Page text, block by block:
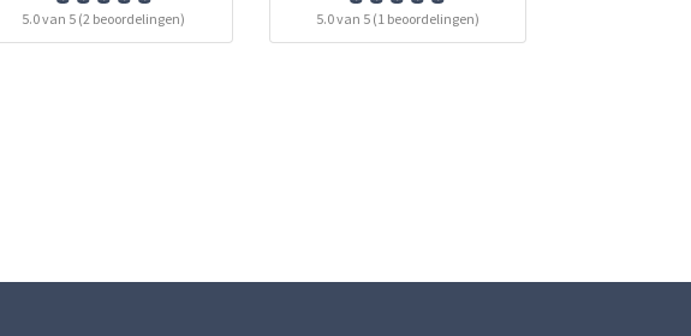
5.0 van 5 (2 beoordelingen) 5.0 van 5 (1 beoordelingen)